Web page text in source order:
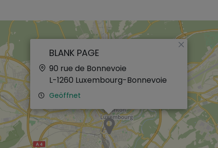
BLANK PAGE
90 rue de Bonnevoie
L-1260 Luxembourg-Bonnevoie
Geöffnet
×